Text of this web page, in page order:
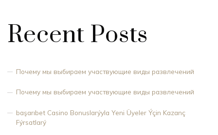
Recent Posts
Почему мы выбираем участвующие виды развлечений
Почему мы выбираем участвующие виды развлечений
başarıbet Casino Bonuslarýyla Yeni Üyeler Ýçin Kazanç
Fýrsatlarý